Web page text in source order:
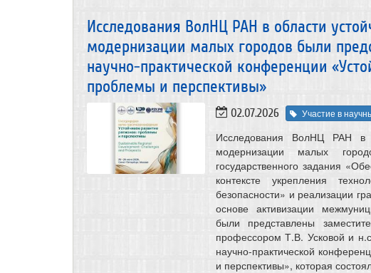
Исследования ВолНЦ РАН в области
модернизации малых городов были
научно-практической конференции
проблемы и перспективы»
02.07.2026 Участие в
Исследования ВолНЦ РАН в
модернизации малых
государственного задания
контексте укрепления
безопасности» и реализации
основе активизации
были представлены
профессором Т.В. Усковой и
научно-практической
и перспективы», которая